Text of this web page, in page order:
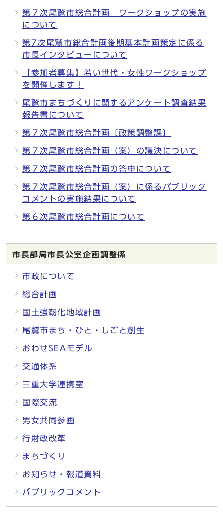
第７次尾鷲市総合計画 ワークショップの実施
について
第7次尾鷲市総合計画後期基本計画策定に係る
市長インタビューについて
【参加者募集】若い世代・女性ワークショップ
を開催します！
尾鷲市まちづくりに関するアンケート調査結果
報告書について
第７次尾鷲市総合計画〔政策調整課〕
第７次尾鷲市総合計画（案）の議決について
第７次尾鷲市総合計画の答申について
第７次尾鷲市総合計画（案）に係るパブリック
コメントの実施結果について
第６次尾鷲市総合計画について
市長部局市長公室企画調整係
市政について
総合計画
国土強靭化地域計画
尾鷲市まち・ひと・しごと創生
おわせSEAモデル
交通体系
三重大学連携室
国際交流
男女共同参画
行財政改革
まちづくり
お知らせ・報道資料
パブリックコメント